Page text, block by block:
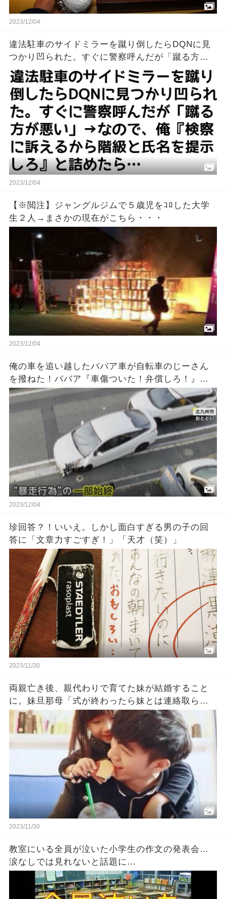
2023/12/04
違法駐車のサイドミラーを蹴り倒したらDQNに見
つかり凹られた。すぐに警察呼んだが「蹴る方が
悪い」→なので、俺『検察に訴えるから階級と氏
名を提示しろ』と詰めたら…
2023/12/04
【※閲注】ジャングルジムで５歳児をｺﾛした大学
生２人→まさかの現在がこちら・・・
2023/12/04
俺の車を追い越したババア車が自転車のじーさん
を撥ねた！ババア『車傷ついた！弁償しろ！』俺
「警察に…」ババア『何勝手に警察に電話するの
よ！』 → 結果…
2023/12/04
珍回答？！いいえ。しかし面白すぎる男の子の回
答に「文章力すごすぎ！」「天才（笑）」
2023/11/30
両親亡き後、親代わりで育てた妹が結婚すること
に。妹旦那母「式が終わったら妹とは連絡取らな
いで。妹もそう望んでる」
2023/11/30
教室にいる全員が泣いた小学生の作文の発表会…
涙なしでは見れないと話題に…